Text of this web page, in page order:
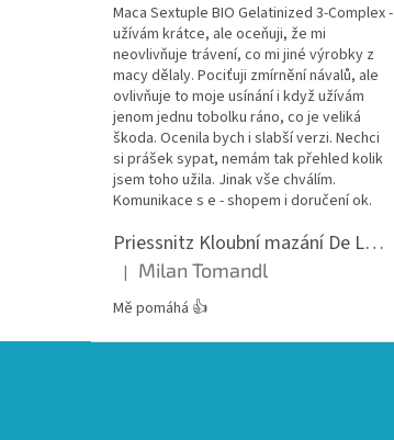
Maca Sextuple BIO Gelatinized 3-Complex -
užívám krátce, ale oceňuji, že mi
neovlivňuje trávení, co mi jiné výrobky z
macy dělaly. Pociťuji zmírnění návalů, ale
ovlivňuje to moje usínání i když užívám
jenom jednu tobolku ráno, co je veliká
škoda. Ocenila bych i slabší verzi. Nechci
si prášek sypat, nemám tak přehled kolik
jsem toho užila. Jinak vše chválím.
Komunikace s e - shopem i doručení ok.
Priessnitz Kloubní mazání De Luxe, 200ml
Hodnocení produktu je 5 z 5 hvězdiček.
| Milan Tomandl
Mě pomáhá 👍